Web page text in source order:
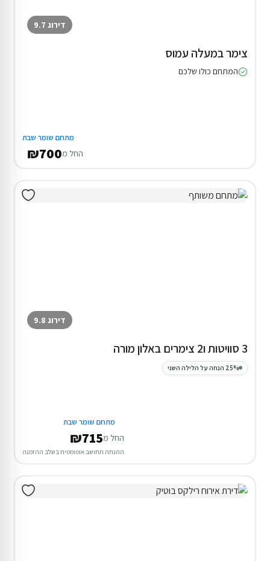
דירוג 9.7
צימר במעלה עמוס
המתחם כולו שלכם
מתחם שומר שבת
החל מ₪700
דירוג 9.8
3 סוויטות ו2 צימרים באלון מורה
25% הנחה על הלילה השני
מתחם שומר שבת
החל מ₪715
ההנחה תחושב אוטומטית בשלב ההזמנה